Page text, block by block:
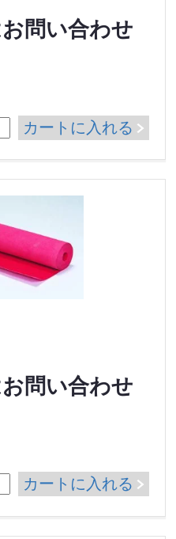
問い合わせ
カートに入れる
問い合わせ
カートに入れる